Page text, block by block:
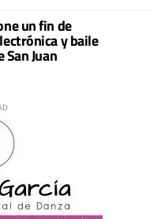
un fin de
y baile
Juan